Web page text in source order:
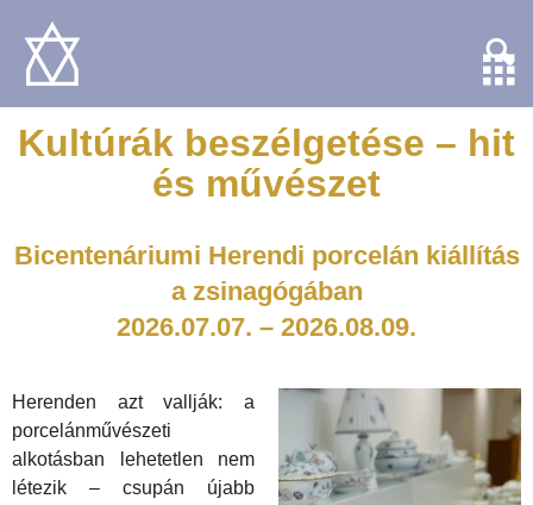
Kultúrák beszélgetése – hit
és művészet
Bicentenáriumi Herendi porcelán kiállítás
a zsinagógában
2026.07.07. – 2026.08.09.
Herenden azt vallják: a
porcelánművészeti
alkotásban lehetetlen nem
létezik – csupán újabb